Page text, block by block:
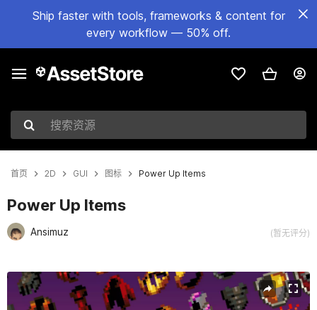
Ship faster with tools, frameworks & content for
every workflow — 50% off.
搜索资源
首页 2D GUI 图标 Power Up Items
Power Up Items
Ansimuz (暂无评分)
当前幻灯片：1 / 3